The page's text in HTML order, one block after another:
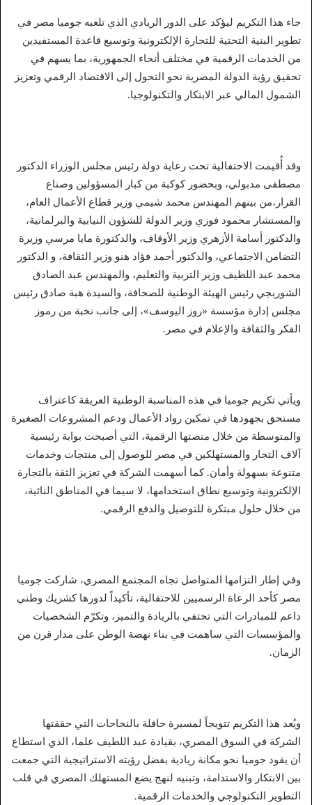
جاء هذا التكريم ليؤكد على الدور الريادي الذي تلعبه جوميا مصر في
تطوير البنية التحتية للتجارة الإلكترونية وتوسيع قاعدة المستفيدين
من الخدمات الرقمية في مختلف أنحاء الجمهورية، بما يسهم في
تحقيق رؤية الدولة المصرية نحو التحول إلى الاقتصاد الرقمي وتعزيز
الشمول المالي عبر الابتكار والتكنولوجيا.
وقد أُقيمت الاحتفالية تحت رعاية دولة رئيس مجلس الوزراء الدكتور
مصطفى مدبولي، وبحضور كوكبة من كبار المسؤولين وصناع
القرار،من بينهم المهندس محمد شيمي وزير قطاع الأعمال العام،
والمستشار محمود فوزي وزير الدولة للشؤون النيابية والبرلمانية،
والدكتور أسامة الأزهري وزير الأوقاف، والدكتورة مايا مرسي وزيرة
التضامن الاجتماعي، والدكتور أحمد فؤاد هنو وزير الثقافة، و الدكتور
محمد عبد اللطيف وزير التربية والتعليم، والمهندس عبد الصادق
الشوربجي رئيس الهيئة الوطنية للصحافة، والسيدة هبة صادق رئيس
مجلس إدارة مؤسسة «روز اليوسف»، إلى جانب نخبة من رموز
الفكر والثقافة والإعلام في مصر.
ويأتي تكريم جوميا في هذه المناسبة الوطنية العريقة كاعتراف
مستحق بجهودها في تمكين رواد الأعمال ودعم المشروعات الصغيرة
والمتوسطة من خلال منصتها الرقمية، التي أصبحت بوابة رئيسية
آلاف التجار والمستهلكين في مصر للوصول إلى منتجات وخدمات
متنوعة بسهولة وأمان. كما أسهمت الشركة في تعزيز الثقة بالتجارة
الإلكترونية وتوسيع نطاق استخدامها، لا سيما في المناطق النائية،
من خلال حلول مبتكرة للتوصيل والدفع الرقمي.
وفي إطار التزامها المتواصل تجاه المجتمع المصري، شاركت جوميا
مصر كأحد الرعاة الرسميين للاحتفالية، تأكيداً لدورها كشريك وطني
داعم للمبادرات التي تحتفي بالريادة والتميز، وتكرّم الشخصيات
والمؤسسات التي ساهمت في بناء نهضة الوطن على مدار قرن من
الزمان.
ويُعد هذا التكريم تتويجاً لمسيرة حافلة بالنجاحات التي حققتها
الشركة في السوق المصري، بقيادة عبد اللطيف علما، الذي استطاع
أن يقود جوميا نحو مكانة ريادية بفضل رؤيته الاستراتيجية التي جمعت
بين الابتكار والاستدامة، وتبنيه لنهج يضع المستهلك المصري في قلب
التطوير التكنولوجي والخدمات الرقمية.